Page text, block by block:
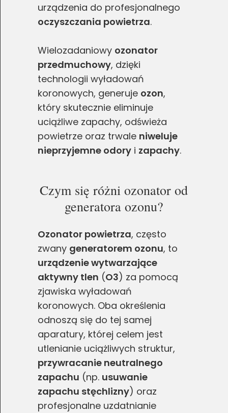
urządzenia do profesjonalnego
oczyszczania powietrza.
Wielozadaniowy ozonator
przedmuchowy, dzięki
technologii wyładowań
koronowych, generuje ozon,
który skutecznie eliminuje
uciążliwe zapachy, odświeża
powietrze oraz trwale niweluje
nieprzyjemne odory i zapachy.
Czym się różni ozonator od
generatora ozonu?
Ozonator powietrza, często
zwany generatorem ozonu, to
urządzenie wytwarzające
aktywny tlen (O3) za pomocą
zjawiska wyładowań
koronowych. Oba określenia
odnoszą się do tej samej
aparatury, której celem jest
utlenianie uciążliwych struktur,
przywracanie neutralnego
zapachu (np. usuwanie
zapachu stęchlizny) oraz
profesjonalne uzdatnianie